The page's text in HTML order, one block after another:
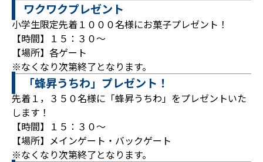
ワクワクプレゼント
小学生限定先着１０００名様にお菓子プレゼント！
【時間】１５：３０～
【場所】各ゲート
※なくなり次第終了となります。
「蜂昇うちわ」プレゼント！
先着１，３５０名様に「蜂昇うちわ」をプレゼントいた
します！
【時間】１５：３０～
【場所】メインゲート・バックゲート
※なくなり次第終了となります。